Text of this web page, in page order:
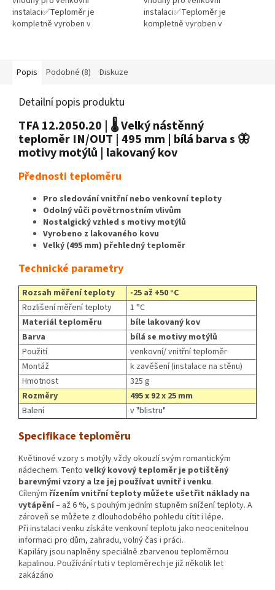
instalaci✅Teploměr je
kompletně vyroben v
mm)...
instalaci✅Teploměr je
kompletně vyroben v
Popis Podobné (8) Diskuze
Detailní popis produktu
TFA 12.2050.20 | 🌡️ Velký nástěnný
teploměr IN/OUT | 495 mm | bílá barva s 🦋
motivy motýlů | lakovaný kov
Přednosti teploměru
Pro sledování vnitřní nebo venkovní teploty
Odolný vůči povětrnostním vlivům
Nostalgický vzhled s motivy motýlů
Vyrobeno z lakovaného kovu
Velký (495 mm) přehledný teploměr
Technické parametry
Rozsah měření teploty
-25 až +50 °C
Rozlišení měření teploty
1 °C
Materiál teploměru
bíle lakovaný kov
Barva
bílá se motivy motýlů
Použití
venkovní/ vnitřní teploměr
Montáž
k zavěšení (instalace na stěnu)
Hmotnost
325 g
Rozměry
495 x 92 x 25 mm
Balení
v "blistru"
Specifikace teploměru
Květinové vzory s motýly vždy okouzlí svým romantickým
nádechem. Tento velký kovový teploměr je potištěný
barevnými vzory a lze jej používat uvnitř i venku.
Cíleným řízením vnitřní teploty můžete ušetřit náklady na
vytápění– až 6 %, s pouhým jedním stupněm snížení teploty. A
zároveň se můžete z dlouhodobého pohledu cítit i lépe.
Při instalaci venku získáte venkovní teplotu jako neocenitelnou
informaci pro dům, zahradu, volný čas i práci.
Kapiláry jsou naplněny speciálně zbarvenou teploměrnou
kapalinou. Používání rtuti v teploměrech je již několik let
zakázáno